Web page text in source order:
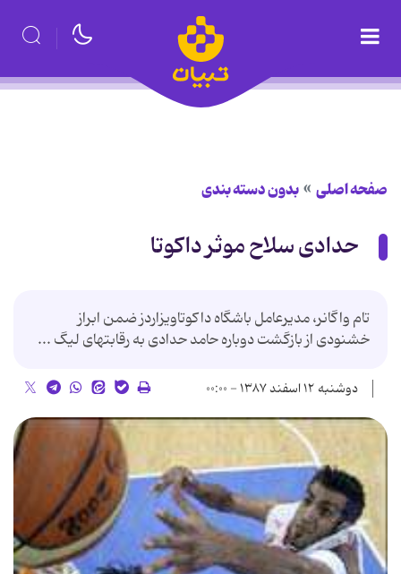
صفحه اصلی بدون دسته بندی
حدادی سلاح موثر داکوتا
تام واگانر، مدیرعامل باشگاه داکوتاویزاردز ضمن ابراز
خشنودی از بازگشت دوباره حامد حدادی به رقابتهای لیگ ...
دوشنبه ۱۲ اسفند ۱۳۸۷ - ۰۰:۰۰